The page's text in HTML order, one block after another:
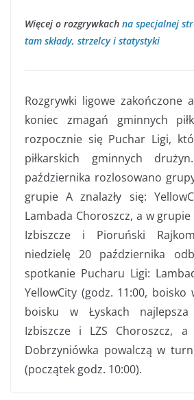
Więcej o rozgrywkach na specjalnej
tam składy, strzelcy i statystyki
Rozgrywki ligowe zakończone
koniec zmagań gminnych
rozpocznie się Puchar Ligi,
piłkarskich gminnych
października rozlosowano
grupie A znalazły się:
Lambada Choroszcz, a w grupie
Izbiszcze i Pioruński
niedzielę 20 października
spotkanie Pucharu Ligi:
YellowCity (godz. 11:00, boisko
boisku w Łyskach
Izbiszcze i LZS Choroszcz,
Dobrzyniówka powalczą w
(początek godz. 10:00).